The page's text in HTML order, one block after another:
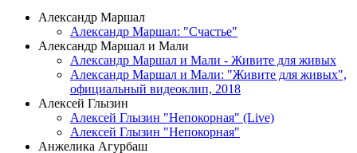
Александр Маршал
Александр Маршал: "Счастье"
Александр Маршал и Мали
Александр Маршал и Мали - Живите для живых
Александр Маршал и Мали: "Живите для живых",
официальный видеоклип, 2018
Алексей Глызин
Алексей Глызин "Непокорная" (Live)
Алексей Глызин "Непокорная"
Анжелика Агурбаш